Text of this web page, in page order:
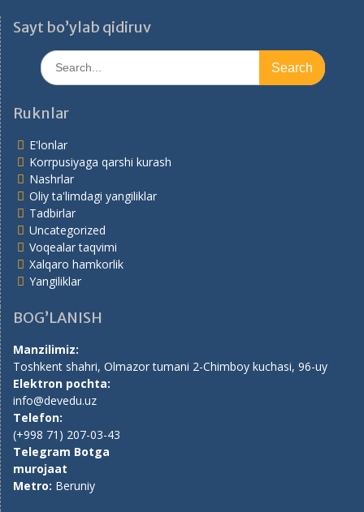
Sayt bo’ylab qidiruv
Search
for:
Ruknlar
E'lonlar
Korrpusiyaga qarshi kurash
Nashrlar
Oliy ta'limdagi yangiliklar
Tadbirlar
Uncategorized
Voqealar taqvimi
Xalqaro hamkorlik
Yangiliklar
BOG’LANISH
Manzilimiz:
Toshkent shahri, Olmazor tumani 2-Chimboy kuchasi, 96-uy
Elektron pochta:
info@devedu.uz
Telefon:
(+998 71) 207-03-43
Telegram Botga
murojaat
Metro: Beruniy